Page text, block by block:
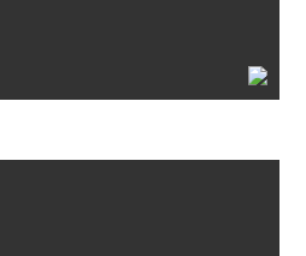
prijs
€ 7,50.